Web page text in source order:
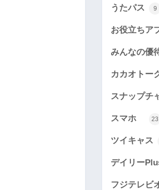
うたパス 9
お役立ちア
みんなの優
カカオトー
スナップチ
スマホ 23
ツイキャス
デイリー
フジテレビ